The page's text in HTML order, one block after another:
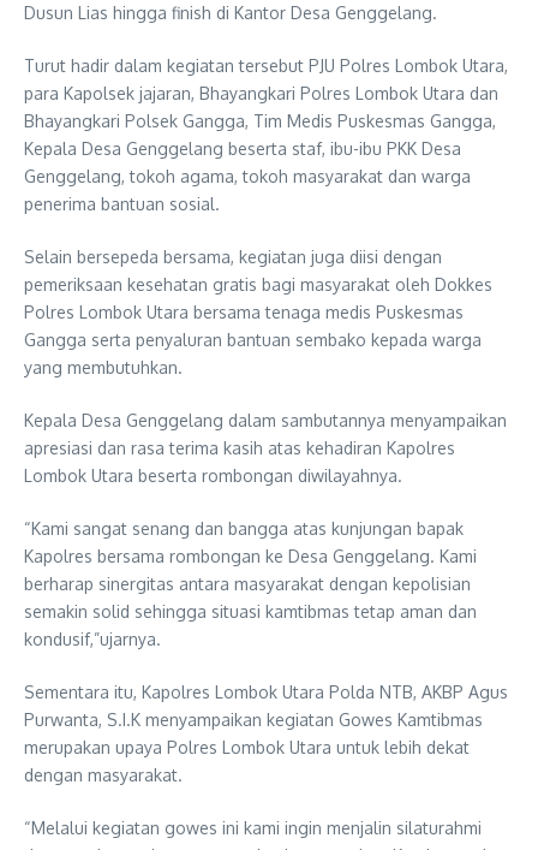
Dusun Lias hingga finish di Kantor Desa Genggelang.
Turut hadir dalam kegiatan tersebut PJU Polres Lombok Utara,
para Kapolsek jajaran, Bhayangkari Polres Lombok Utara dan
Bhayangkari Polsek Gangga, Tim Medis Puskesmas Gangga,
Kepala Desa Genggelang beserta staf, ibu-ibu PKK Desa
Genggelang, tokoh agama, tokoh masyarakat dan warga
penerima bantuan sosial.
Selain bersepeda bersama, kegiatan juga diisi dengan
pemeriksaan kesehatan gratis bagi masyarakat oleh Dokkes
Polres Lombok Utara bersama tenaga medis Puskesmas
Gangga serta penyaluran bantuan sembako kepada warga
yang membutuhkan.
Kepala Desa Genggelang dalam sambutannya menyampaikan
apresiasi dan rasa terima kasih atas kehadiran Kapolres
Lombok Utara beserta rombongan diwilayahnya.
“Kami sangat senang dan bangga atas kunjungan bapak
Kapolres bersama rombongan ke Desa Genggelang. Kami
berharap sinergitas antara masyarakat dengan kepolisian
semakin solid sehingga situasi kamtibmas tetap aman dan
kondusif,”ujarnya.
Sementara itu, Kapolres Lombok Utara Polda NTB, AKBP Agus
Purwanta, S.I.K menyampaikan kegiatan Gowes Kamtibmas
merupakan upaya Polres Lombok Utara untuk lebih dekat
dengan masyarakat.
“Melalui kegiatan gowes ini kami ingin menjalin silaturahmi